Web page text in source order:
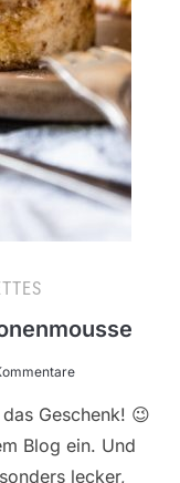
Geschenk! 😉
Blog ein. Und
lecker,